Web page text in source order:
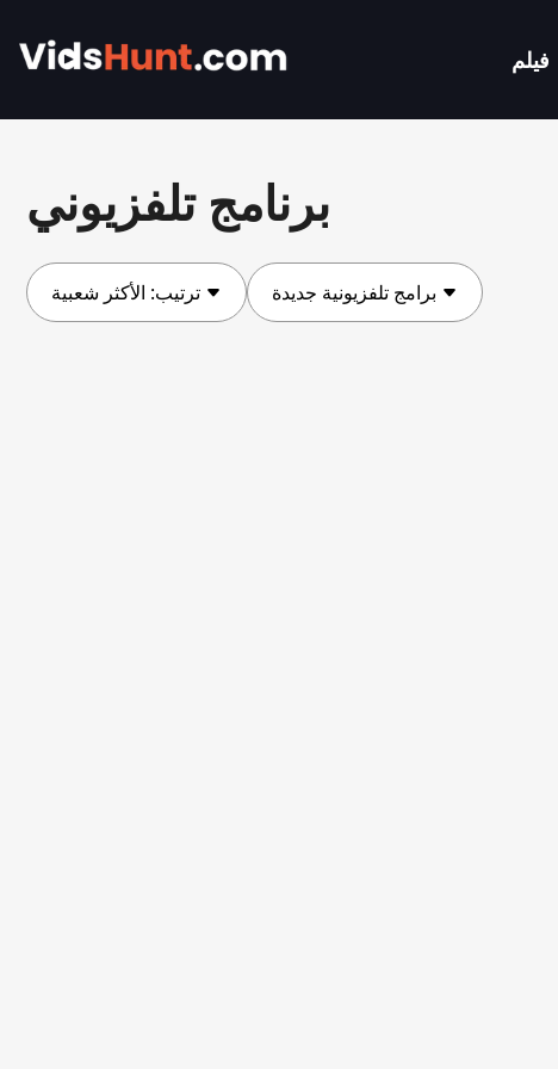
فيلم
برنامج تلفزيوني
ترتيب: الأكثر شعبية برامج تلفزيونية جديدة